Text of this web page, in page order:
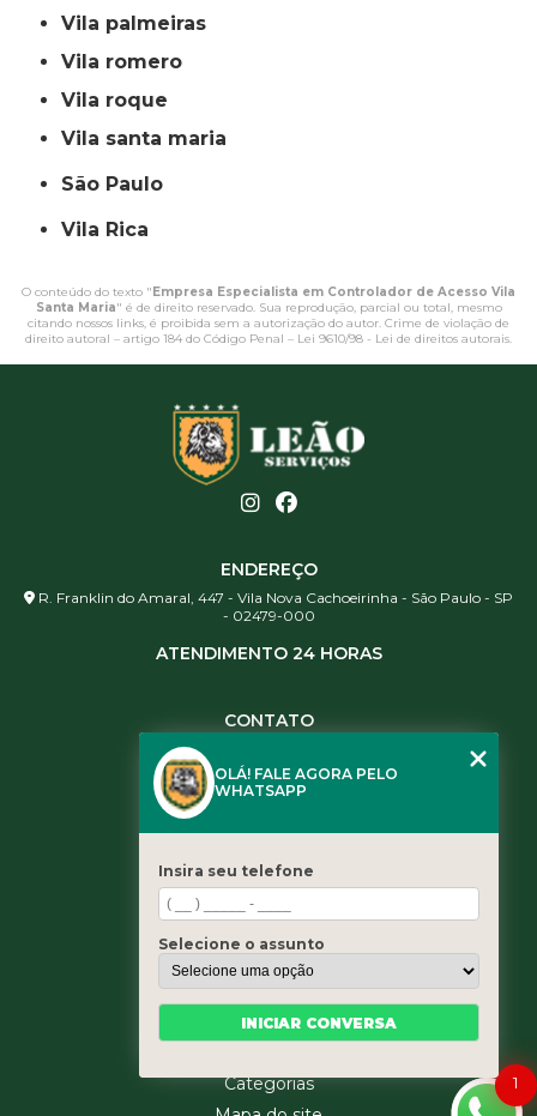
vila palmeiras
vila romero
vila roque
vila santa maria
São Paulo
Vila Rica
O conteúdo do texto "Empresa Especialista em Controlador de Acesso Vila
Santa Maria" é de direito reservado. Sua reprodução, parcial ou total, mesmo
citando nossos links, é proibida sem a autorização do autor. Crime de violação de
direito autoral – artigo 184 do Código Penal – Lei 9610/98 - Lei de direitos autorais.
ENDEREÇO
R. Franklin do Amaral, 447 - Vila Nova Cachoeirinha - São Paulo - SP
- 02479-000
ATENDIMENTO 24 HORAS
CONTATO
(11) 3461-5871
contato@leaoservicos.com.br
Home
Quem somos
Serviços
Blog
Categorias
1
OLÁ! FALE AGORA PELO
WHATSAPP
Insira seu telefone
Selecione o assunto
INICIAR CONVERSA